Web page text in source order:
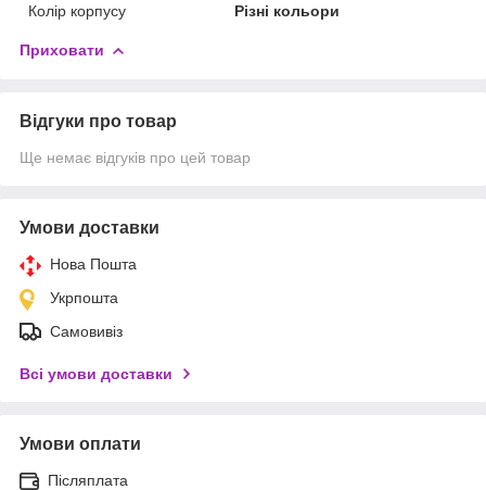
Колір корпусу
Різні кольори
Приховати
Відгуки про товар
Ще немає відгуків про цей товар
Умови доставки
Нова Пошта
Укрпошта
Самовивіз
Всі умови доставки
Умови оплати
Післяплата